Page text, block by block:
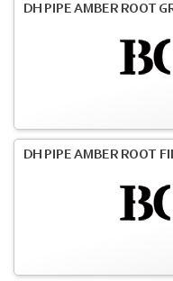
DH PIPE AMBER ROOT
DH PIPE AMBER ROOT